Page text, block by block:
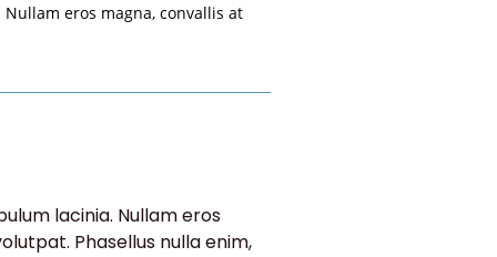
eros magna, convallis at
lacinia. Nullam eros
Phasellus nulla enim,